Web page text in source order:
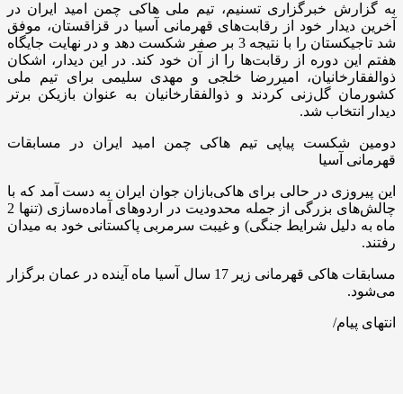
به گزارش خبرگزاری تسنیم، تیم ملی هاکی چمن امید ایران در
آخرین دیدار خود از رقابت‌های قهرمانی آسیا در قزاقستان، موفق
شد تاجیکستان را با نتیجه 3 بر صفر شکست دهد و در نهایت جایگاه
هفتم این دوره از رقابت‌ها را از آن خود کند. در این دیدار، اشکان
ذوالفقارخانیان، امیررضا خلجی و مهدی سلیمی برای تیم ملی
کشورمان گل‌زنی کردند و ذوالفقارخانیان به عنوان بازیکن برتر
دیدار انتخاب شد.
دومین شکست پیاپی تیم هاکی چمن امید ایران در مسابقات
قهرمانی آسیا
این پیروزی در حالی برای هاکی‌بازان جوان ایران به دست آمد که با
چالش‌های بزرگی از جمله محدودیت در اردوهای آماده‌سازی (تنها 2
ماه به دلیل شرایط جنگی) و غیبت سرمربی پاکستانی خود به میدان
رفتند.
مسابقات هاکی قهرمانی زیر 17 سال آسیا ماه آینده در عمان برگزار
می‌شود.
انتهای پیام/